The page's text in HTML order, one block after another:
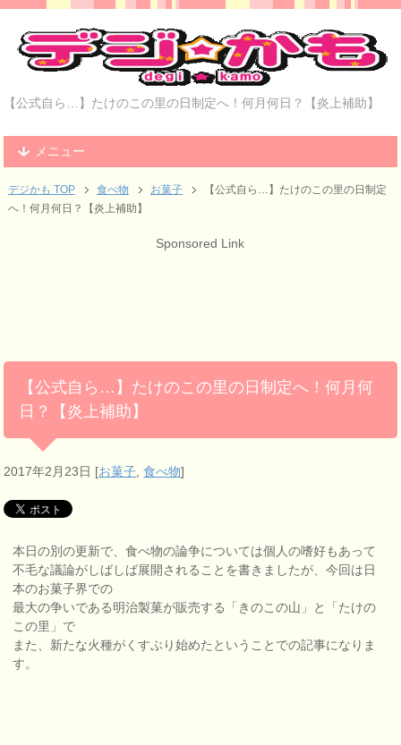
【公式自ら…】たけのこの里の日制定へ！何月何日？【炎上補助】
メニュー
デジかも TOP 食べ物 お菓子
【公式自ら…】たけのこの里の日制定
へ！何月何日？【炎上補助】
Sponsored Link
【公式自ら…】たけのこの里の日制定へ！何月何
日？【炎上補助】
2017年2月23日 [お菓子 ,食べ物]
本日の別の更新で、食べ物の論争については個人の嗜好もあって
不毛な議論がしばしば展開されることを書きましたが、今回は日
本のお菓子界での
最大の争いである明治製菓が販売する「きのこの山」と「たけの
この里」で
また、新たな火種がくすぶり始めたということでの記事になりま
す。